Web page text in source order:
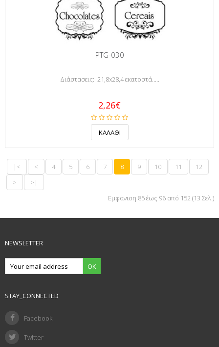
PTG-030
Διάστασεις: 21,8x28,4 εκατοστά.....
2,26€
|< < 4 5 6 7 8 9 10 11
12
>
>|
Εμφάνιση 85 έως 96 από 152 (13 Σελ.)
NEWSLETTER
OK
STAY_CONNECTED
Facebook
Twitter